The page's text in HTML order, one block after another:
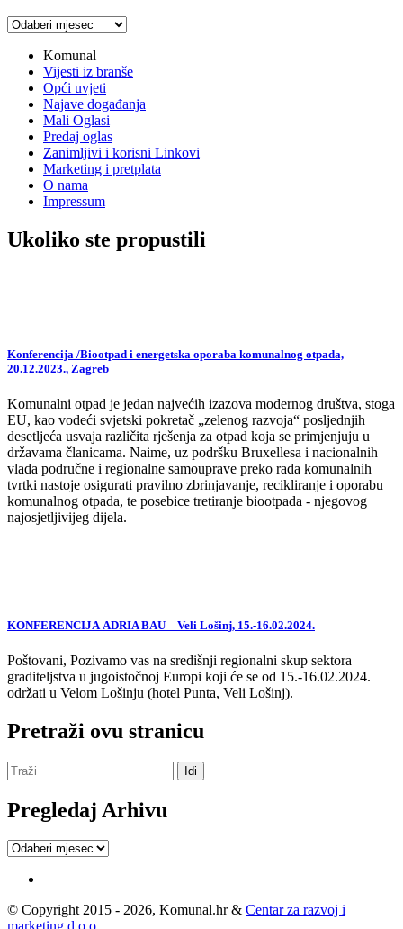
Arhiva
Komunal
Vijesti iz branše
Opći uvjeti
Najave događanja
Mali Oglasi
Predaj oglas
Zanimljivi i korisni Linkovi
Marketing i pretplata
O nama
Impressum
Ukoliko ste propustili
Konferencija /Biootpad i energetska oporaba komunalnog otpada,
20.12.2023., Zagreb
Komunalni otpad je jedan najvećih izazova modernog društva, stoga
EU, kao vodeći svjetski pokretač „zelenog razvoja“ posljednjih
desetljeća usvaja različita rješenja za otpad koja se primjenjuju u
državama članicama. Naime, uz podršku Bruxellesa i nacionalnih
vlada područne i regionalne samouprave preko rada komunalnih
tvrtki nastoje osigurati pravilno zbrinjavanje, recikliranje i oporabu
komunalnog otpada, te posebice tretiranje biootpada - njegovog
najosjetljivijeg dijela.
KONFERENCIJA ADRIA BAU – Veli Lošinj, 15.-16.02.2024.
Poštovani, Pozivamo vas na središnji regionalni skup sektora
graditeljstva u jugoistočnoj Europi koji će se od 15.-16.02.2024.
održati u Velom Lošinju (hotel Punta, Veli Lošinj).
Pretraži ovu stranicu
Pregledaj Arhivu
Pregledaj
© Copyright 2015 - 2026, Komunal.hr & Centar za razvoj i